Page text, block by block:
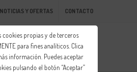
cookies propias y de terceros
para fines analíticos. Clica
información. Puedes aceptar
pulsando el botón “Aceptar”
NOTICIAS Y OFERTAS CONTACTO